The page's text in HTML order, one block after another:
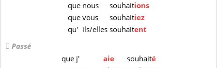
que nous souhaitions
quevous souhaitiez
qu' ils/ellessouhaitent
Passé
que j' aie souhaité